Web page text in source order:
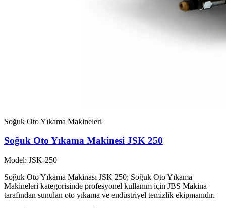
Soğuk Oto Yıkama Makineleri
Soğuk Oto Yıkama Makinesi JSK 250
Model: JSK-250
Soğuk Oto Yıkama Makinası JSK 250; Soğuk Oto Yıkama
Makineleri kategorisinde profesyonel kullanım için JBS Makina
tarafından sunulan oto yıkama ve endüstriyel temizlik ekipmanıdır.